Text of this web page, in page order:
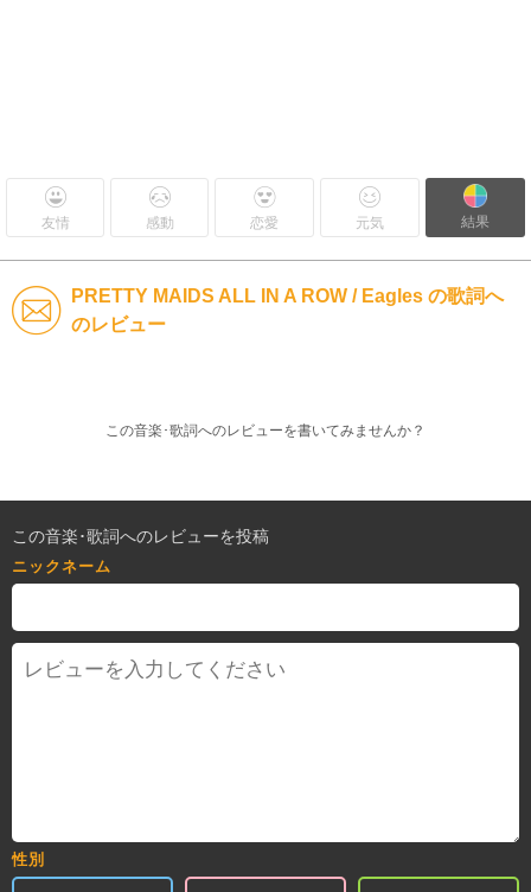
友情 感動 恋愛 元気 結果
PRETTY MAIDS ALL IN A ROW / Eagles の歌詞へ
のレビュー
この音楽･歌詞へのレビューを書いてみませんか？
この音楽･歌詞へのレビューを投稿
ニックネーム
性別